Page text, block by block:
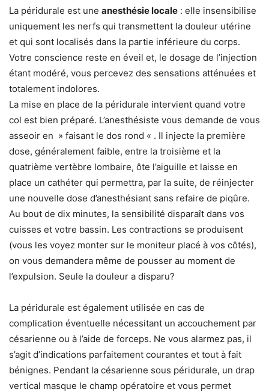
La péridurale est une anesthésie locale : elle insensibilise
uniquement les nerfs qui transmettent la douleur utérine
et qui sont localisés dans la partie inférieure du corps.
Votre conscience reste en éveil et, le dosage de l’injection
étant modéré, vous percevez des sensations atténuées et
totalement indolores.
La mise en place de la péridurale intervient quand votre
col est bien préparé. L’anesthésiste vous demande de vous
asseoir en » faisant le dos rond « . Il injecte la première
dose, généralement faible, entre la troisième et la
quatrième vertèbre lombaire, ôte l’aiguille et laisse en
place un cathéter qui permettra, par la suite, de réinjecter
une nouvelle dose d’anesthésiant sans refaire de piqûre.
Au bout de dix minutes, la sensibilité disparaît dans vos
cuisses et votre bassin. Les contractions se produisent
(vous les voyez monter sur le moniteur placé à vos côtés),
on vous demandera même de pousser au moment de
l’expulsion. Seule la douleur a disparu?
La péridurale est également utilisée en cas de
complication éventuelle nécessitant un accouchement par
césarienne ou à l’aide de forceps. Ne vous alarmez pas, il
s’agit d’indications parfaitement courantes et tout à fait
bénignes. Pendant la césarienne sous péridurale, un drap
vertical masque le champ opératoire et vous permet